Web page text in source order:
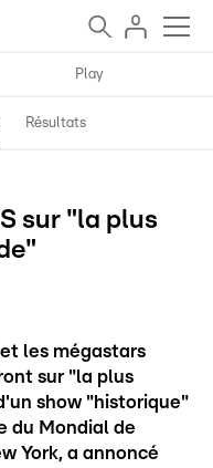
Play
Résultats
sur "la plus
les mégastars
sur "la plus
show "historique"
du Mondial de
York, a annoncé